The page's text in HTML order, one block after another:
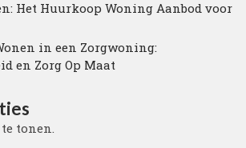
Het Huurkoop Woning Aanbod voor
in een Zorgwoning:
en Zorg Op Maat
tonen.